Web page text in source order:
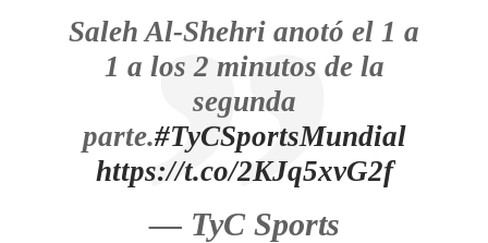
Saleh Al-Shehri anotó el 1 a
1 a los 2 minutos de la
segunda
parte.#TyCSportsMundial
https://t.co/2KJq5xvG2f
— TyC Sports